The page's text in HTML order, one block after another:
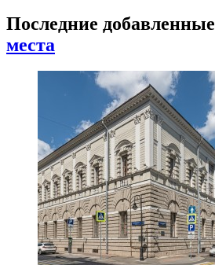
Последние добавленные
места